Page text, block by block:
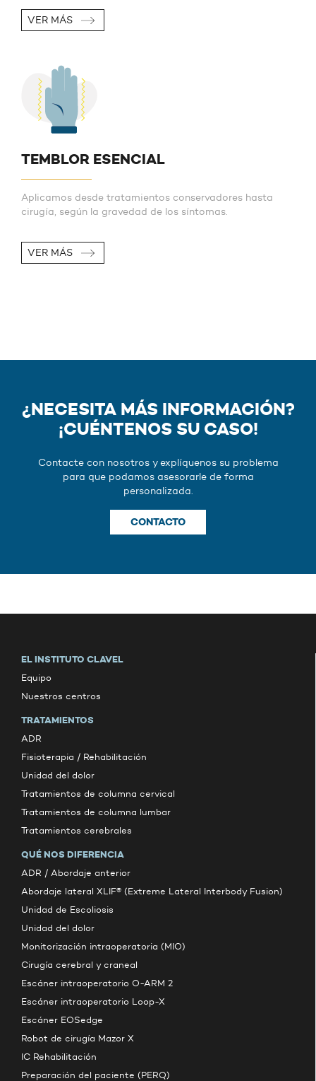
VER MÁS
TEMBLOR ESENCIAL
Aplicamos desde tratamientos conservadores hasta
cirugía, según la gravedad de los síntomas.
VER MÁS
¿NECESITA MÁS INFORMACIÓN?
¡CUÉNTENOS SU CASO!
Contacte con nosotros y explíquenos su problema
para que podamos asesorarle de forma
personalizada.
CONTACTO
EL INSTITUTO CLAVEL
Equipo
Nuestros centros
TRATAMIENTOS
ADR
Fisioterapia / Rehabilitación
Unidad del dolor
Tratamientos de columna cervical
Tratamientos de columna lumbar
Tratamientos cerebrales
QUÉ NOS DIFERENCIA
ADR / Abordaje anterior
Abordaje lateral XLIF® (Extreme Lateral Interbody Fusion)
Unidad de Escoliosis
Unidad del dolor
Monitorización intraoperatoria (MIO)
Cirugía cerebral y craneal
Escáner intraoperatorio O-ARM 2
Escáner intraoperatorio Loop-X
Escáner EOSedge
Robot de cirugía Mazor X
IC Rehabilitación
Preparación del paciente (PERQ)